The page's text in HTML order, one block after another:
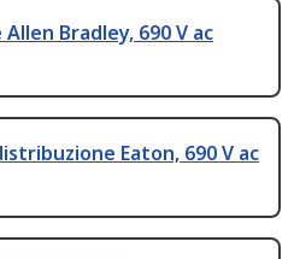
Bradley, 690 V ac
Eaton, 690 V ac